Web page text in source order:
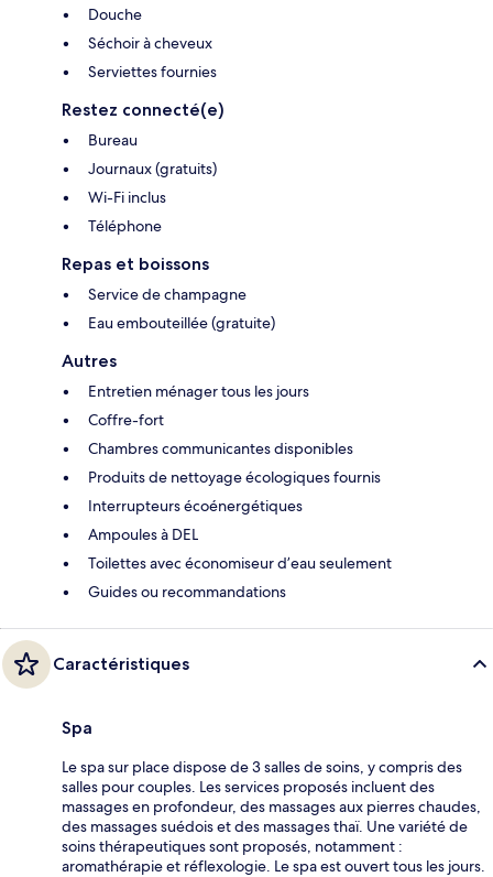
Douche
Séchoir à cheveux
Serviettes fournies
Restez connecté(e)
Bureau
Journaux (gratuits)
Wi-Fi inclus
Téléphone
Repas et boissons
Service de champagne
Eau embouteillée (gratuite)
Autres
Entretien ménager tous les jours
Coffre-fort
Chambres communicantes disponibles
Produits de nettoyage écologiques fournis
Interrupteurs écoénergétiques
Ampoules à DEL
Toilettes avec économiseur d’eau seulement
Guides ou recommandations
Caractéristiques
Spa
Le spa sur place dispose de 3 salles de soins, y compris des
salles pour couples. Les services proposés incluent des
massages en profondeur, des massages aux pierres chaudes,
des massages suédois et des massages thaï. Une variété de
soins thérapeutiques sont proposés, notamment :
aromathérapie et réflexologie. Le spa est ouvert tous les jours.